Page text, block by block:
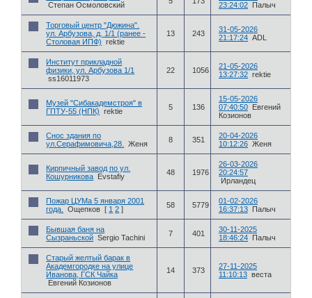
Степан Осмоловский
23:24:02 Палыч
Торговый центр "Дюжина".
ул. Арбузова, д. 1/1 (ранее -
Столовая ИПФ)
rektie
13 243
31-05-2026
21:17:24 ADL
Институт прикладной
физики, ул. Арбузова 1/1
ss16011973
22 1056
21-05-2026
13:27:32 rektie
Музей "Сибакадемстроя" в
ГПТУ-55 (НПК)
rektie 5 136
15-05-2026
07:40:50 Евгений
Козионов
Снос здания по
ул.Серафимовича,28.
Женя 8 351
20-04-2026
10:12:26 Женя
Кирпичный завод по ул.
Кошурникова Evstafiy 48 1976
26-03-2026
20:24:57
Ирландец
Пожар ЦУМа 5 января 2001
года.
Ощепков [ 1 2 ] 58 5779
01-02-2026
16:37:13 Палыч
Бывшая баня на
Сызраньской Sergio Tachini 7 401
30-11-2025
18:46:24 Палыч
Старый желтый барак в
Академгородке на улице
Иванова, ГСК Чайка
Евгений Козионов
14 373
27-11-2025
11:10:13 веста